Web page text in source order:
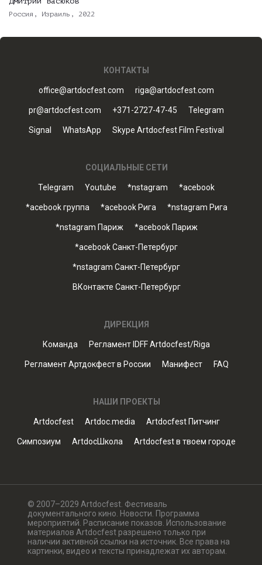
Россия, Израиль, 2022
КОНТАКТЫ
office@artdocfest.com riga@artdocfest.com
pr@artdocfest.com +371-2727-47-45 Telegram
Signal WhatsApp Skype Artdocfest Film Festival
СОЦИАЛЬНЫЕ СЕТИ
Telegram Youtube *nstagram *acebook
*acebook группа *acebook Рига *nstagram Рига
*nstagram Париж *acebook Париж
*acebook Санкт-Петербург
*nstagram Санкт-Петербург
ВКонтакте Санкт-Петербург
ДИРЕКЦИЯ
Команда Регламент IDFF Artdocfest/Riga
Регламент Артдокфест в России Манифест FAQ
НАШИ ПРОЕКТЫ
Artdocfest Artdoc.media Artdocfest Питчинг
Симпозиум ArtdocШкола Artdocfest в твоем городе
© 2007–2029 Artdocfest. Фестиваль
документального кино. Новости. Программа
мероприятий. Расписание показов. Использование
материалов Artdocfest разрешено только при
наличии активной ссылки на источник. Все права на
картинки, видео и тексты принадлежат их авторам.